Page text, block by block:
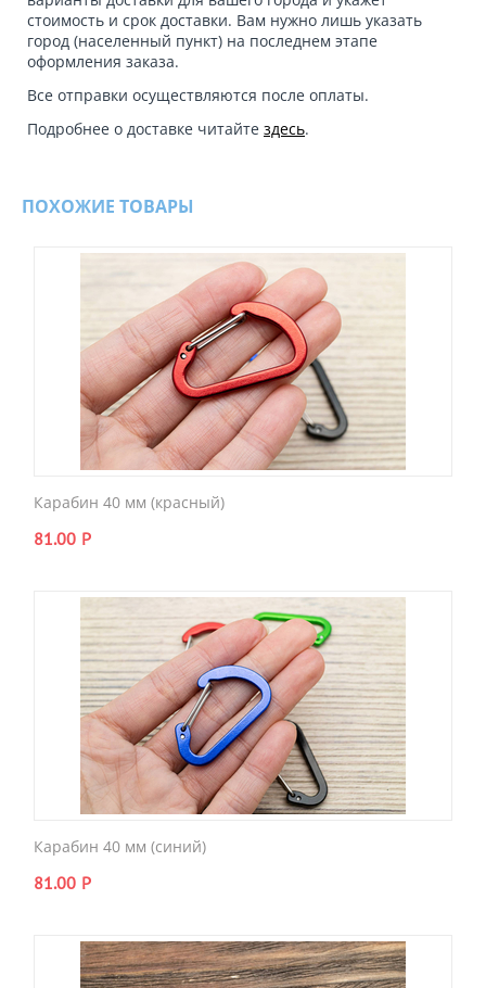
стоимость и срок доставки. Вам нужно лишь указать
город (населенный пункт) на последнем этапе
оформления заказа.
Все отправки осуществляются после оплаты.
Подробнее о доставке читайте здесь.
ПОХОЖИЕ ТОВАРЫ
Карабин 40 мм (красный)
81.00 Р
Карабин 40 мм (синий)
81.00 Р